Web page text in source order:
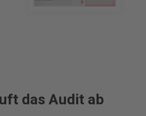
das Audit ab